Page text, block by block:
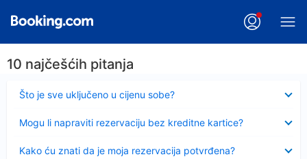
10 najčešćih pitanja
Što je sve uključeno u cijenu sobe?
Sažeto
Mogu li napraviti rezervaciju bez kreditne kartice?
Kako ću znati da je moja rezervacija potvrđena?